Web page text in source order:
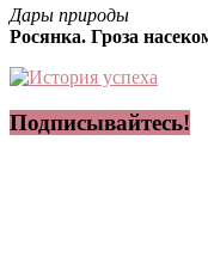
Дары природы
Росянка. Гроза
Подписывайтесь!